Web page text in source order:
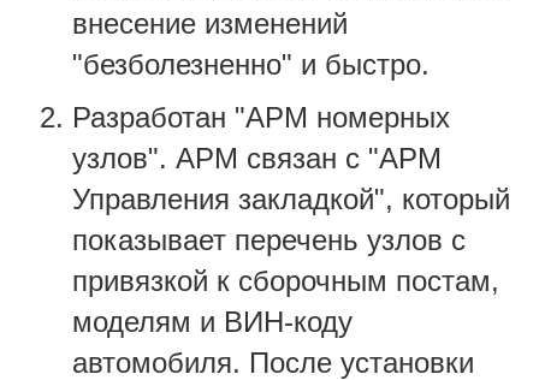
внесение изменений
"безболезненно" и быстро.
Разработан "АРМ номерных
узлов". АРМ связан с "АРМ
Управления закладкой", который
показывает перечень узлов с
привязкой к сборочным постам,
моделям и ВИН-коду
автомобиля. После установки